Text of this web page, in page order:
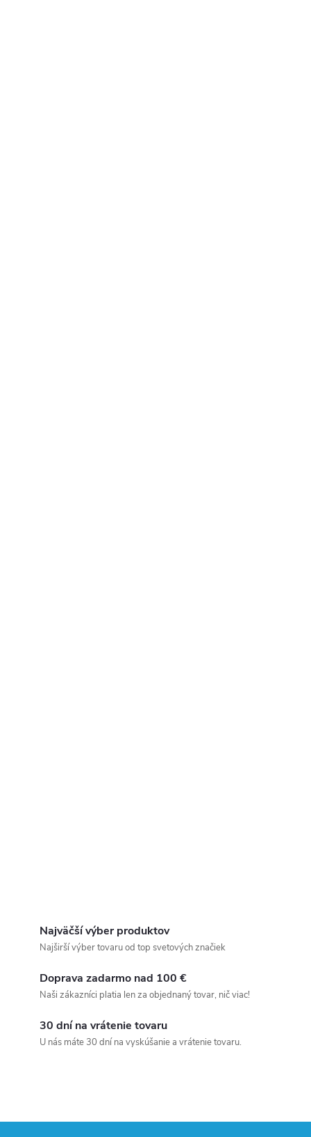
Najväčší výber produktov
Najširší výber tovaru od top svetových značiek
Doprava zadarmo nad 100 €
Naši zákazníci platia len za objednaný tovar, nič viac!
30 dní na vrátenie tovaru
U nás máte 30 dní na vyskúšanie a vrátenie tovaru.